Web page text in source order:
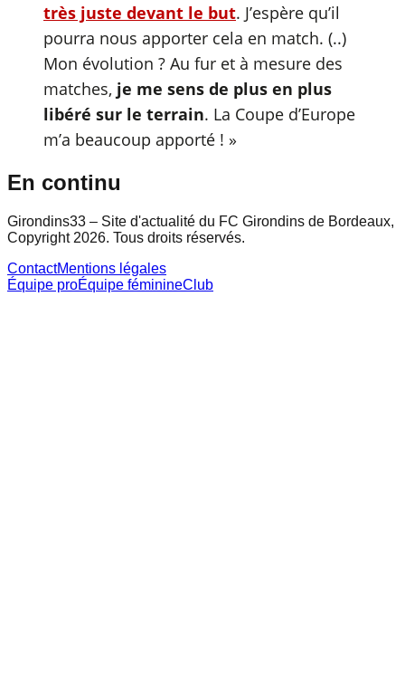
très juste devant le but. J’espère qu’il
pourra nous apporter cela en match. (..)
Mon évolution ? Au fur et à mesure des
matches, je me sens de plus en plus
libéré sur le terrain. La Coupe d’Europe
m’a beaucoup apporté ! »
En continu
Girondins33 – Site d'actualité du FC Girondins de Bordeaux,
Copyright 2026. Tous droits réservés.
ContactMentions légales
Équipe proÉquipe féminineClub